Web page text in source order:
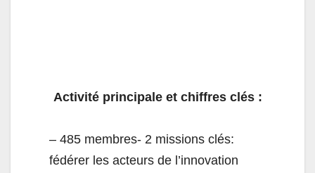
Activité principale et chiffres clés :
– 485 membres- 2 missions clés:
fédérer les acteurs de l’innovation